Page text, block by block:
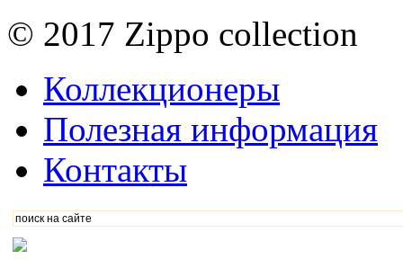
© 2017 Zippo collection
Коллекционеры
Полезная информация
Контакты